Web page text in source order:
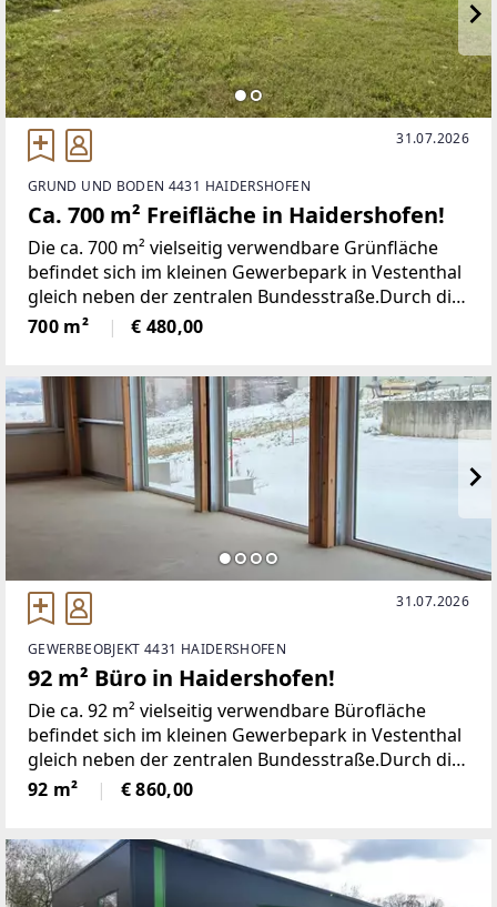
31.07.2026
GRUND UND BODEN 4431 HAIDERSHOFEN
Ca. 700 m² Freifläche in Haidershofen!
Die ca. 700 m² vielseitig verwendbare Grünfläche
befindet sich im kleinen Gewerbepark in Vestenthal
gleich neben der zentralen Bundesstraße.Durch die
praktische Größe und die hervorragende Lage ist
das Grundstück flexibel auf Ihr Konzept anpassbar
700 m² € 480,00
31.07.2026
GEWERBEOBJEKT 4431 HAIDERSHOFEN
92 m² Büro in Haidershofen!
Die ca. 92 m² vielseitig verwendbare Bürofläche
befindet sich im kleinen Gewerbepark in Vestenthal
gleich neben der zentralen Bundesstraße.Durch die
praktische Größe ist das Objekt flexibel auf Ihr
Konzept anpassbar und bietet Ihnen den idealen
92 m² € 860,00